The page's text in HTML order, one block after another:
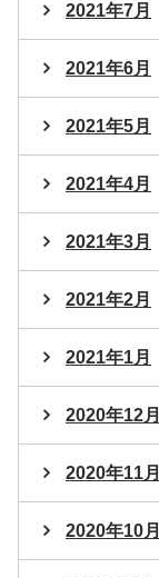
2021年7月
2021年6月
2021年5月
2021年4月
2021年3月
2021年2月
2021年1月
2020年12月
2020年11月
2020年10月